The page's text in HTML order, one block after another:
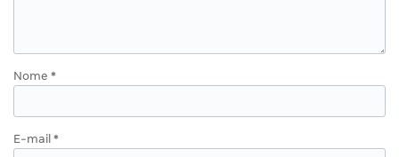
Nome *
E-mail *